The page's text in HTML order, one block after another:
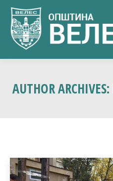
AUTHOR ARCHIVES: